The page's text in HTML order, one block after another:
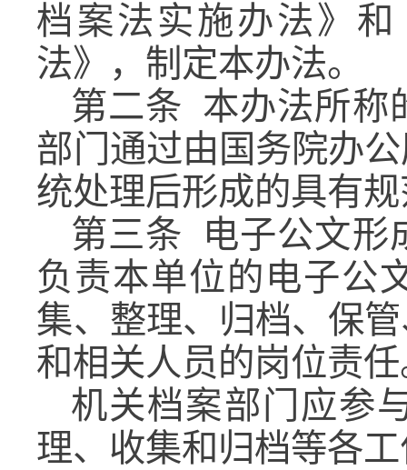
档案法实施办法》
法》，制定本办法。
第二条 本办法所称
部门通过由国务院办
统处理后形成的具有
第三条
电子公文形
负责本单位的电子公
集、整理、归档、保
和相关人员的岗位责
机关档案部门应参
理、收集和归档等各